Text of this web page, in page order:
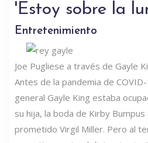
'Estoy sobre la
Entretenimiento
Joe Pugliese a través de Gayle
Antes de la pandemia de
general Gayle King estaba
su hija, la boda de Kirby
prometido Virgil Miller. Pero al